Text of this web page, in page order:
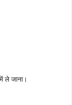
ले जाना।